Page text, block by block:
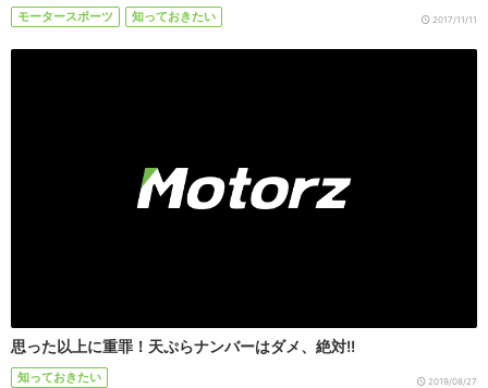
モータースポーツ 知っておきたい 2017/11/11
思った以上に重罪！天ぷらナンバーはダメ、絶対!!
知っておきたい 2019/08/27